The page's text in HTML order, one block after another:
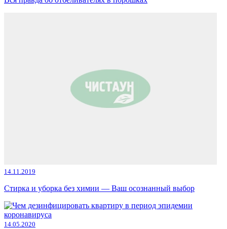
14.11.2019
Стирка и уборка без химии — Ваш осознанный выбор
14.05.2020